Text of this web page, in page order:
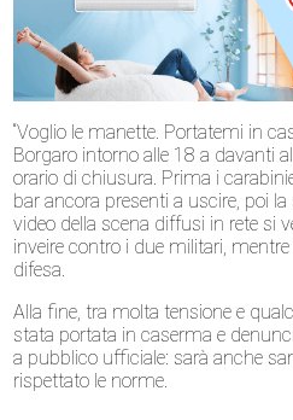
“Voglio le manette. Portatemi in
Borgaro intorno alle 18 a davanti
orario di chiusura. Prima i
bar ancora presenti a uscire, poi
video della scena diffusi in rete si
inveire contro i due militari,
difesa.
Alla fine, tra molta tensione e
stata portata in caserma e
a pubblico ufficiale: sarà anche
rispettato le norme.